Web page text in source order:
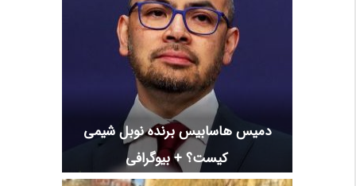
دمیس هاسابیس برنده نوبل شیمی
کیست؟ + بیوگرافی